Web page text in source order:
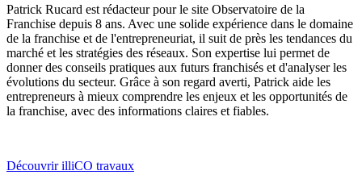
Patrick Rucard est rédacteur pour le site Observatoire de la
Franchise depuis 8 ans. Avec une solide expérience dans le domaine
de la franchise et de l'entrepreneuriat, il suit de près les tendances du
marché et les stratégies des réseaux. Son expertise lui permet de
donner des conseils pratiques aux futurs franchisés et d'analyser les
évolutions du secteur. Grâce à son regard averti, Patrick aide les
entrepreneurs à mieux comprendre les enjeux et les opportunités de
la franchise, avec des informations claires et fiables.
Découvrir illiCO travaux